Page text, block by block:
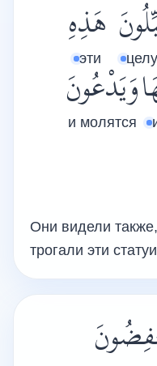
هَذِهِ
эти
وَيَدْعُونَ
и молятся
Они видели
трогали эти